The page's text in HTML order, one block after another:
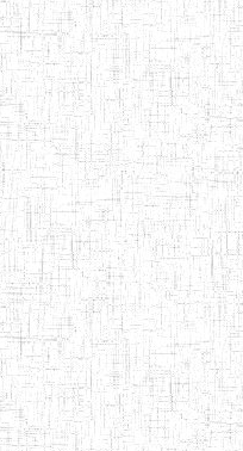
2 sur 13 Total: 307
08/2015 ENIEG Privé
2009 ENIEG Privé
2007 ENIEG Privé
07/2012 ENIEG Privé